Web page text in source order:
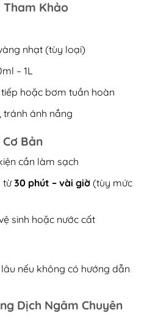
Tham Khảo
nhạt (tùy loại)
– 1L
hoặc bơm tuần hoàn
ánh nắng
Bản
cần làm sạch
từ30 phút – vài giờ(tùy mức
sinh hoặc nước cất
nếu không có hướng dẫn
Dịch Ngâm Chuyên